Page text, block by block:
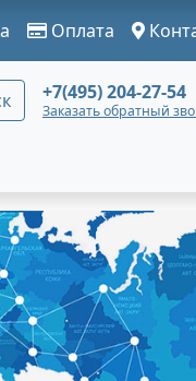
Оплата
+7(495) 204-27-54
Заказать обратный